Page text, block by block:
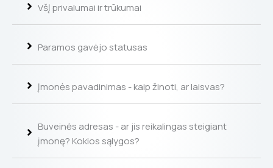
VšĮ privalumai ir trūkumai
Paramos gavėjo statusas
Įmonės pavadinimas - kaip žinoti, ar laisvas?
Buveinės adresas - ar jis reikalingas steigiant
įmonę? Kokios sąlygos?